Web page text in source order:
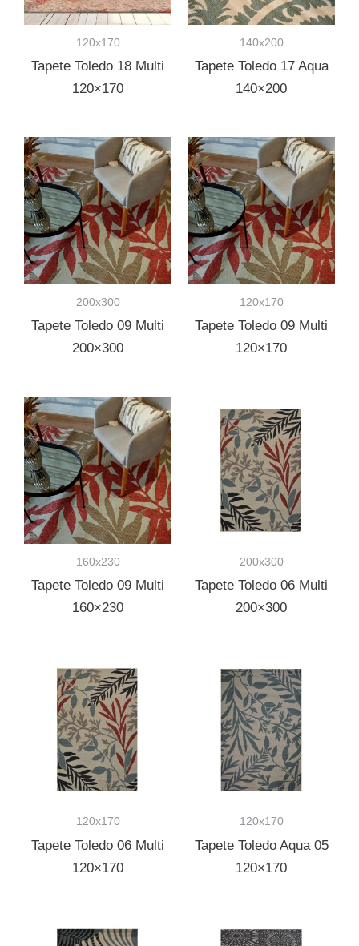
120x170
Tapete Toledo 18 Multi
120×170
140x200
Tapete Toledo 17 Aqua
140×200
200x300
Tapete Toledo 09 Multi
200×300
120x170
Tapete Toledo 09 Multi
120×170
160x230
Tapete Toledo 09 Multi
160×230
200x300
Tapete Toledo 06 Multi
200×300
120x170
Tapete Toledo 06 Multi
120×170
120x170
Tapete Toledo Aqua 05
120×170